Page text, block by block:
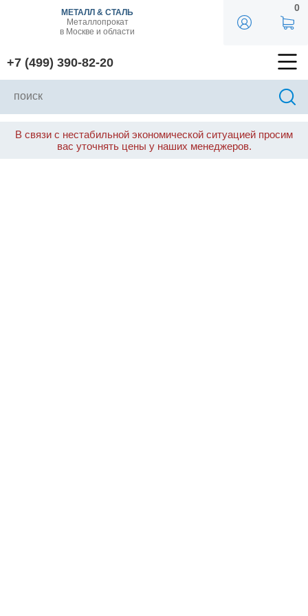
МЕТАЛЛ & СТАЛЬ
Металлопрокат
в Москве и области
+7 (499) 390-82-20
0
В связи с нестабильной экономической ситуацией просим
вас уточнять цены у наших менеджеров.